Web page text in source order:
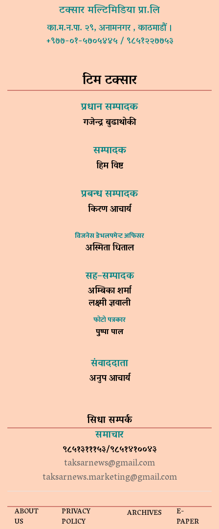
टक्सार मल्टिमिडिया प्रा.लि
का.म.न.पा. २९, अनामनगर , काठमाडौं ।
+९७७-०१-५७०५४४५ / ९८५१२२७७५३
टिम टक्सार
प्रधान सम्पादक
गजेन्द्र बुढाथोकी
सम्पादक
हिम विष्ट
प्रबन्ध सम्पादक
किरण आचार्य
विजनेस डेभलपमेन्ट अफिसर
अस्मिता धिताल
सह–सम्पादक
अम्बिका शर्मा
लक्ष्मी ज्ञवाली
फोटो पत्रकार
पुष्पा पाल
संवाददाता
अनुप आचार्य
सिधा सम्पर्क
समाचार
९८५१३१११५३/९८५१४१००४३
taksarnews@gmail.com
taksarnews.marketing@gmail.com
ABOUT
US
PRIVACY
POLICY
ARCHIVES E-
PAPER